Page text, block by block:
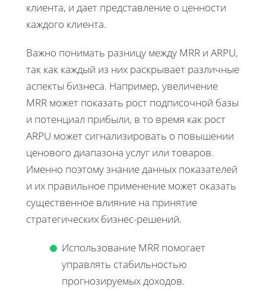
клиента, и дает представление о ценности
каждого клиента.
Важно понимать разницу между MRR и ARPU,
так как каждый из них раскрывает различные
аспекты бизнеса. Например, увеличение
MRR может показать рост подписочной базы
и потенциал прибыли, в то время как рост
ARPU может сигнализировать о повышении
ценового диапазона услуг или товаров.
Именно поэтому знание данных показателей
и их правильное применение может оказать
существенное влияние на принятие
стратегических бизнес-решений.
Использование MRR помогает
управлять стабильностью
прогнозируемых доходов.